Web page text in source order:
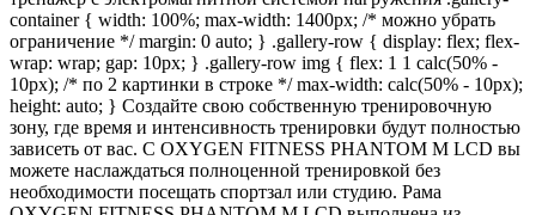
container { width: 100%; max-width: 1400px; /* можно убрать
ограничение */ margin: 0 auto; } .gallery-row { display: flex; flex-
wrap: wrap; gap: 10px; } .gallery-row img { flex: 1 1 calc(50% -
10px); /* по 2 картинки в строке */ max-width: calc(50% - 10px);
height: auto; } Создайте свою собственную тренировочную
зону, где время и интенсивность тренировки будут полностью
зависеть от вас. С OXYGEN FITNESS PHANTOM M LCD вы
можете наслаждаться полноценной тренировкой без
необходимости посещать спортзал или студию. Рама